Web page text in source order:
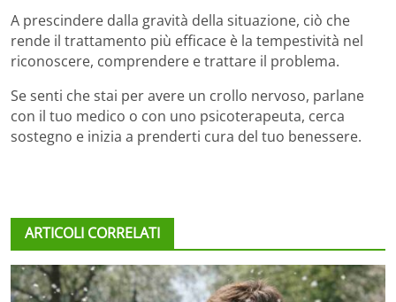
A prescindere dalla gravità della situazione, ciò che
rende il trattamento più efficace è la tempestività nel
riconoscere, comprendere e trattare il problema.
Se senti che stai per avere un crollo nervoso, parlane
con il tuo medico o con uno psicoterapeuta, cerca
sostegno e inizia a prenderti cura del tuo benessere.
ARTICOLI CORRELATI